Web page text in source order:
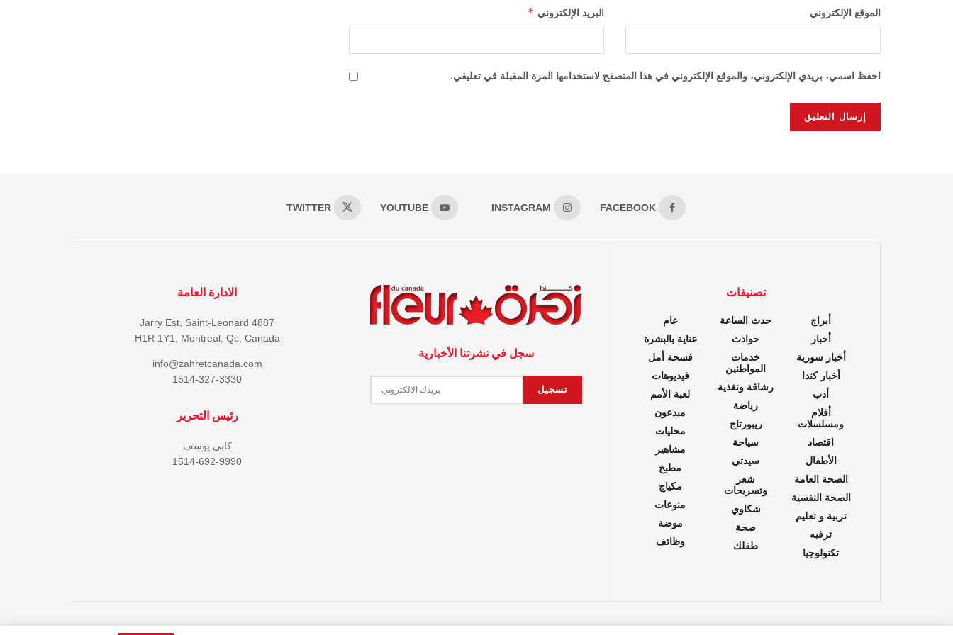
البريد الإلكتروني * الموقع الإلكتروني
احفظ اسمي، بريدي الإلكتروني، والموقع الإلكتروني في هذا المتصفح لاستخدامها المرة المقبلة في تعليقي.
FACEBOOK
INSTAGRAM
YOUTUBE
TWITTER
تصنيفات
أبراج
أخبار
أخبار سورية
أخبار كندا
أدب
أفلام
ومسلسلات
اقتصاد
الأطفال
الصحة العامة
الصحة النفسية
تربية و تعليم
ترفيه
تكنولوجيا
حدث الساعة
حوادث
خدمات
المواطنين
رشاقة وتغذية
رياضة
ريبورتاج
سياحة
سيدتي
شعر
وتسريحات
شكاوي
صحة
طفلك
عام
عناية بالبشرة
فسحة أمل
فيديوهات
لعبة الأمم
مبدعون
محليات
مشاهير
مطبخ
مكياج
منوعات
موضة
وظائف
سجل في نشرتنا الأخبارية
الادارة العامة
4887 Jarry Est, Saint-Leonard
H1R 1Y1, Montreal, Qc, Canada
info@zahretcanada.com
1514-327-3330
رئيس التحرير
كابي يوسف
1514-692-9990